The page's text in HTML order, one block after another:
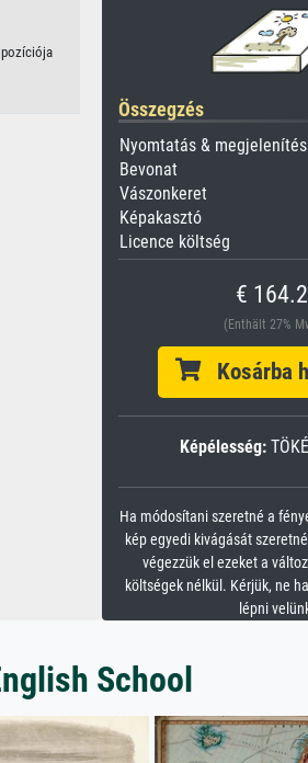
Összegzés
Nyomtatás & megjelenítés
Bevonat
Vászonkeret
Képakasztó
Licence költség
€
(Enthält 27%
Kosárba
Képélesség:
Ha módosítani szeretné a
kép egyedi kivágását
végezzük el ezeket a
költségek nélkül. Kérjük, ne
lépni
School